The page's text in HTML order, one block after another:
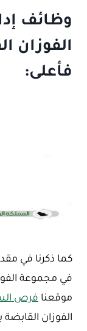
وظائف
الفوزان
فأعلى:
كما ذكرنا في
في مجموعة
موقعنا فرص
الفوزان